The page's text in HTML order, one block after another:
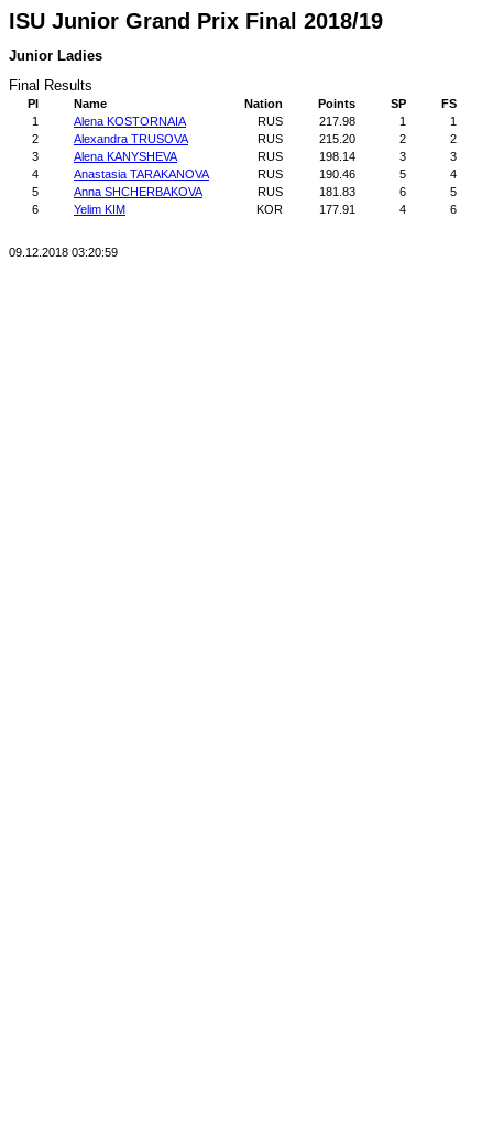
ISU Junior Grand Prix Final 2018/19
Junior Ladies
Final Results
Pl Name Nation Points SP
FS
1
Alena KOSTORNAIA RUS 217.98 1
1
2
Alexandra TRUSOVA RUS 215.20 2
2
3
Alena KANYSHEVA RUS 198.14 3
3
4
Anastasia TARAKANOVA RUS 190.46 5
4
5
Anna SHCHERBAKOVA RUS 181.83 6
5
6
Yelim KIM KOR 177.91 4 6
09.12.2018 03:20:59